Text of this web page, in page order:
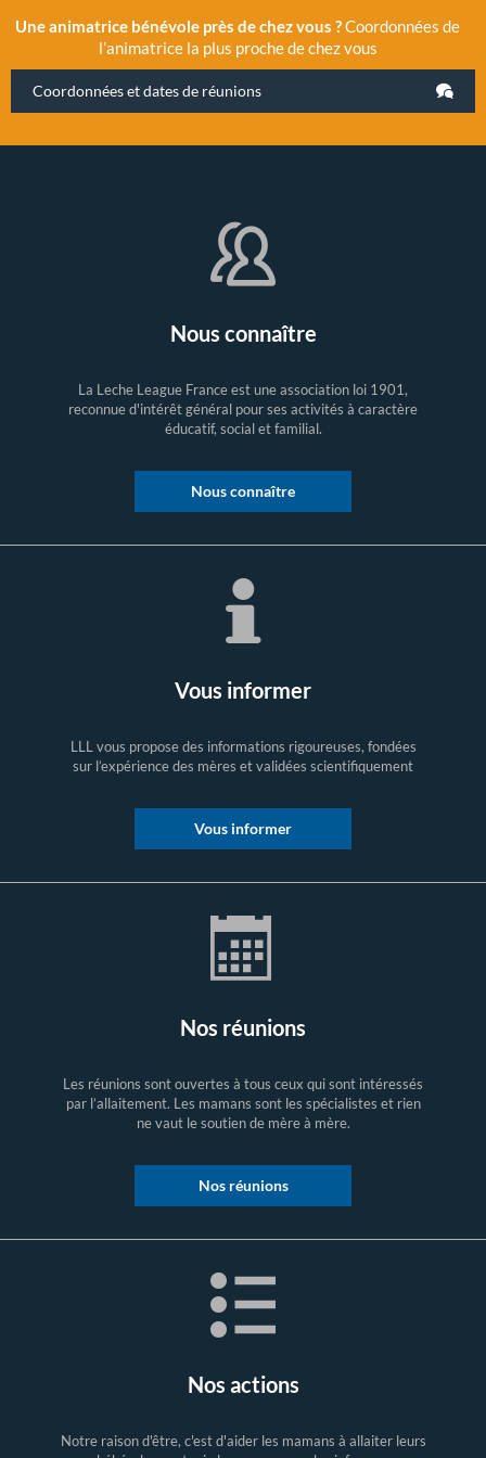
Une animatrice bénévole près de chez vous ?Coordonnées de
l’animatrice la plus proche de chez vous
Coordonnées et dates de réunions
Nous connaître
La Leche League France est une association loi 1901,
reconnue d'intérêt général pour ses activités à caractère
éducatif, social et familial.
Nous connaître
Vous informer
LLL vous propose des informations rigoureuses, fondées
sur l’expérience des mères et validées scientifiquement
Vous informer
Nos réunions
Les réunions sont ouvertes à tous ceux qui sont intéressés
par l’allaitement. Les mamans sont les spécialistes et rien
ne vaut le soutien de mère à mère.
Nos réunions
Nos actions
Notre raison d'être, c'est d'aider les mamans à allaiter leurs